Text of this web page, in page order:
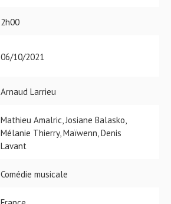
2h00
06/10/2021
Arnaud Larrieu
Mathieu Amalric, Josiane Balasko,
Mélanie Thierry, Maïwenn, Denis
Lavant
Comédie musicale